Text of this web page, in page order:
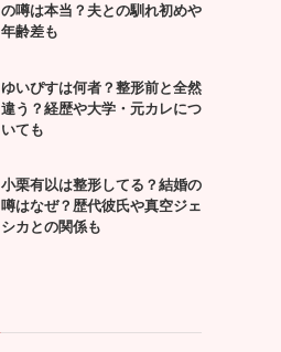
の噂は本当？夫との馴れ初めや
年齢差も
ゆいぴすは何者？整形前と全然
違う？経歴や大学・元カレにつ
いても
小栗有以は整形してる？結婚の
噂はなぜ？歴代彼氏や真空ジェ
シカとの関係も